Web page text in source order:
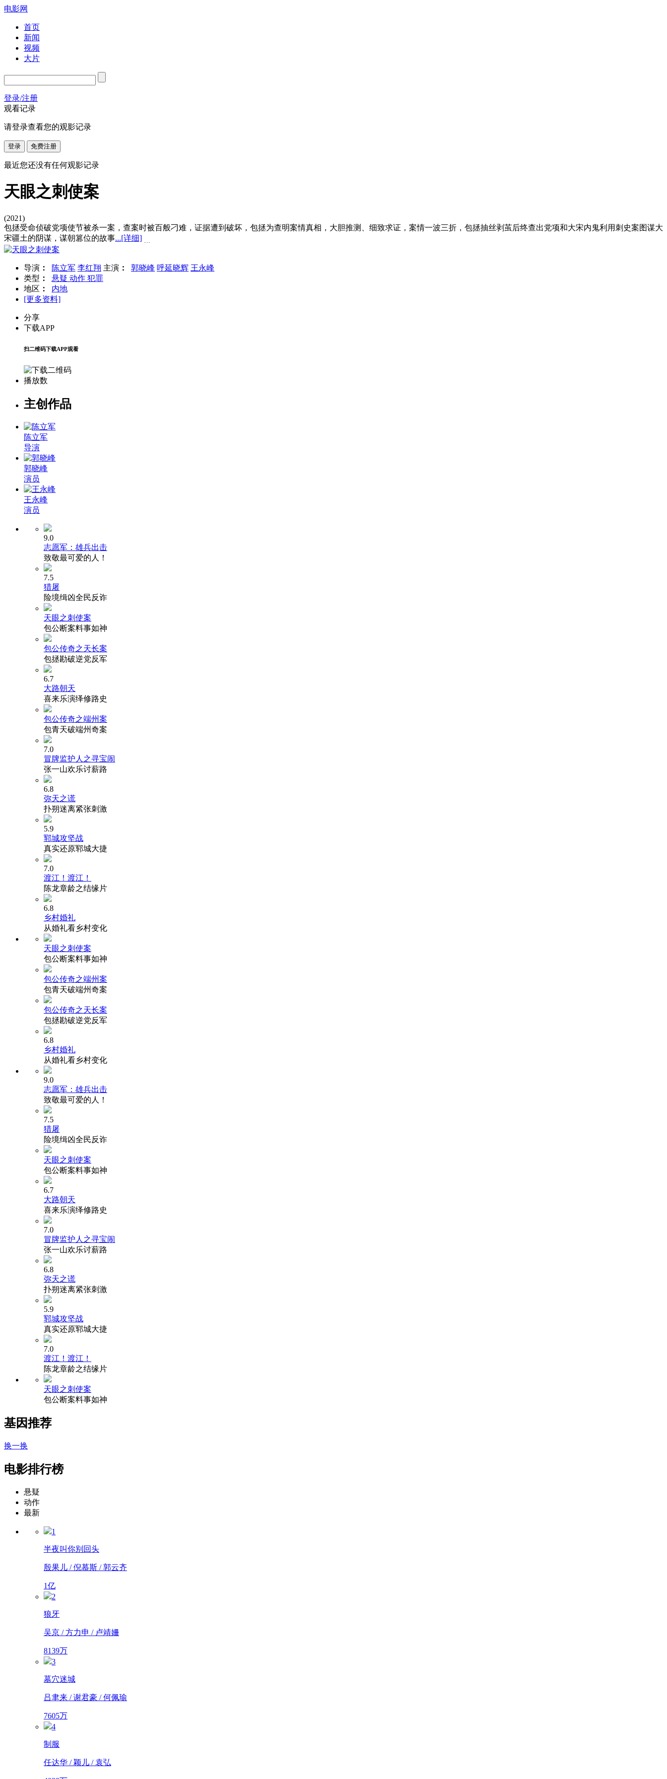
电影网
首页
新闻
视频
大片
登录/注册
观看记录
请登录查看您的观影记录
登录 免费注册
最近您还没有任何观影记录
天眼之刺使案
(2021)
包拯受命侦破党项使节被杀一案，查案时被百般刁难，证据遭到破坏，包拯为查明案情真相，大胆推测、细致求证，案情一波三折，包拯抽丝剥茧后终查出党项和大宋内鬼利用刺史案图谋大
宋疆土的阴谋，谋朝篡位的故事...[详细] …
导演 ： 陈立军 李红翔 主演 ： 郭晓峰 呼延晓辉 王永峰
类型 ： 悬疑 动作 犯罪
地区 ：
内地
[更多资料]
分享
下载APP
扫二维码下载APP观看
播放数
主创作品
陈立军
导演
郭晓峰
演员
王永峰
演员
9.0
志愿军：雄兵出击
致敬最可爱的人！
7.5
猎屠
险境缉凶全民反诈
天眼之刺使案
包公断案料事如神
包公传奇之天长案
包拯勘破逆党反军
6.7
大路朝天
喜来乐演绎修路史
包公传奇之端州案
包青天破端州奇案
7.0
冒牌监护人之寻宝闹
张一山欢乐讨薪路
6.8
弥天之谎
扑朔迷离紧张刺激
5.9
郓城攻坚战
真实还原郓城大捷
7.0
渡江！渡江！
陈龙章龄之结缘片
6.8
乡村婚礼
从婚礼看乡村变化
天眼之刺使案
包公断案料事如神
包公传奇之端州案
包青天破端州奇案
包公传奇之天长案
包拯勘破逆党反军
6.8
乡村婚礼
从婚礼看乡村变化
9.0
志愿军：雄兵出击
致敬最可爱的人！
7.5
猎屠
险境缉凶全民反诈
天眼之刺使案
包公断案料事如神
6.7
大路朝天
喜来乐演绎修路史
7.0
冒牌监护人之寻宝闹
张一山欢乐讨薪路
6.8
弥天之谎
扑朔迷离紧张刺激
5.9
郓城攻坚战
真实还原郓城大捷
7.0
渡江！渡江！
陈龙章龄之结缘片
天眼之刺使案
包公断案料事如神
基因推荐
换一换
电影排行榜
悬疑
动作
最新
1
半夜叫你别回头
殷果儿 / 倪慕斯 / 郭云齐
1亿
2
狼牙
吴京 / 方力申 / 卢靖姍
8139万
3
墓穴迷城
吕聿来 / 谢君豪 / 何佩瑜
7605万
4
制服
任达华 / 颖儿 / 袁弘